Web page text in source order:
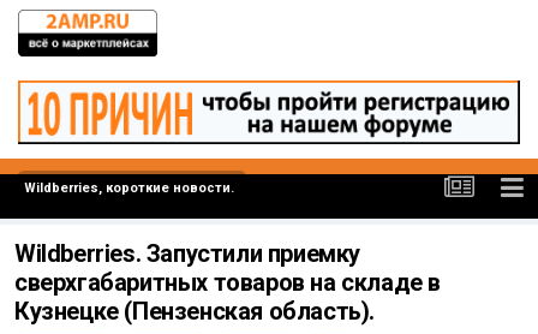
Wildberries, короткие новости.
Wildberries. Запустили приемку
сверхгабаритных товаров на складе в
Кузнецке (Пензенская область).